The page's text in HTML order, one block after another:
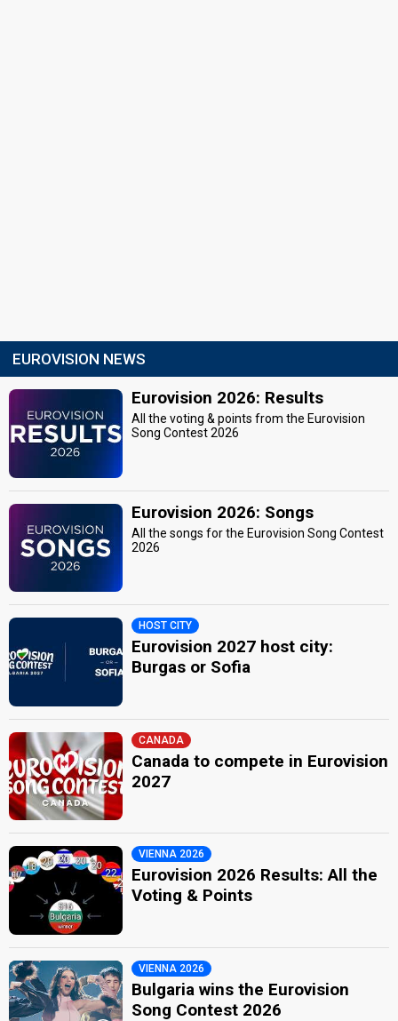
EUROVISION NEWS
Eurovision 2026: Results
All the voting & points from the Eurovision
Song Contest 2026
Eurovision 2026: Songs
All the songs for the Eurovision Song Contest
2026
HOST CITY
Eurovision 2027 host city:
Burgas or Sofia
CANADA
Canada to compete in Eurovision
2027
VIENNA 2026
Eurovision 2026 Results: All the
Voting & Points
VIENNA 2026
Bulgaria wins the Eurovision
Song Contest 2026